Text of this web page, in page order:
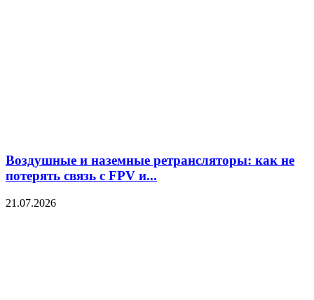
Воздушные и наземные ретрансляторы: как не
потерять связь с FPV и...
21.07.2026